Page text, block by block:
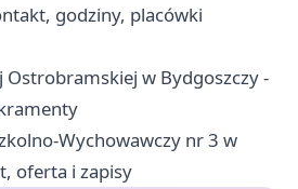
godziny, placówki
Ostrobramskiej w Bydgoszczy -
Wychowawczy nr 3 w
oferta i zapisy